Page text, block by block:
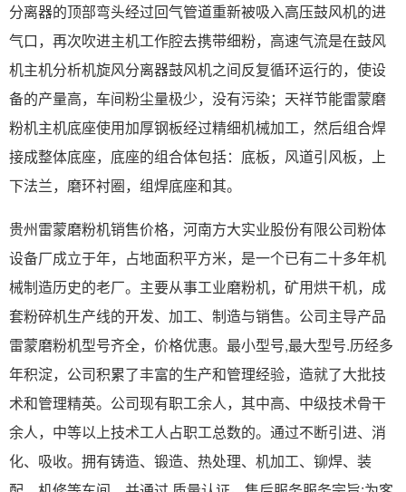
分离器的顶部弯头经过回气管道重新被吸入高压鼓风机的进
气口，再次吹进主机工作腔去携带细粉，高速气流是在鼓风
机主机分析机旋风分离器鼓风机之间反复循环运行的，使设
备的产量高，车间粉尘量极少，没有污染；天祥节能雷蒙磨
粉机主机底座使用加厚钢板经过精细机械加工，然后组合焊
接成整体底座，底座的组合体包括：底板，风道引风板，上
下法兰，磨环衬圈，组焊底座和其。
贵州雷蒙磨粉机销售价格，河南方大实业股份有限公司粉体
设备厂成立于年，占地面积平方米，是一个已有二十多年机
械制造历史的老厂。主要从事工业磨粉机，矿用烘干机，成
套粉碎机生产线的开发、加工、制造与销售。公司主导产品
雷蒙磨粉机型号齐全，价格优惠。最小型号,最大型号.历经多
年积淀，公司积累了丰富的生产和管理经验，造就了大批技
术和管理精英。公司现有职工余人，其中高、中级技术骨干
余人，中等以上技术工人占职工总数的。通过不断引进、消
化、吸收。拥有铸造、锻造、热处理、机加工、铆焊、装